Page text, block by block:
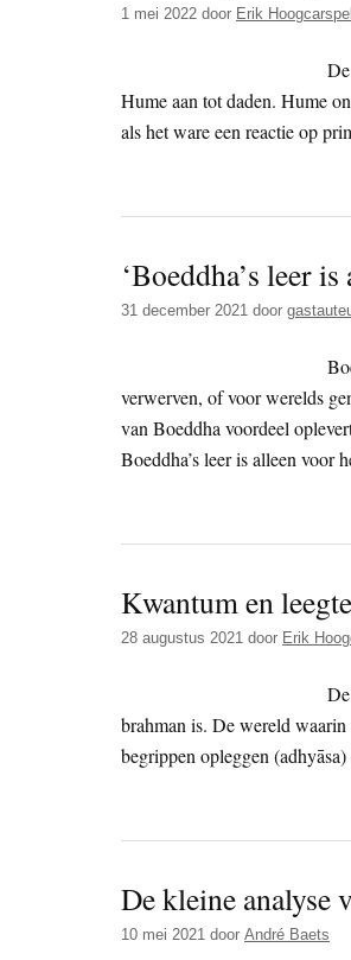
1 mei 2022 door Erik Hoogcarspel
Hume aan tot daden. Hume
als het ware een reactie op
‘Boeddha’s leer
31 december 2021 door
verwerven, of voor werelds
van Boeddha voordeel
Boeddha’s leer is alleen voor
Kwantum en
28 augustus 2021 door Erik
brahman is. De wereld
begrippen opleggen
De kleine analyse
10 mei 2021 door André Baets